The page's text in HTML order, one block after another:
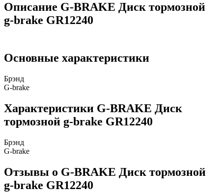
Описание G-BRAKE Диск тормозной
g-brake GR12240
Основные характеристики
Брэнд
G-brake
Характеристики G-BRAKE Диск
тормозной g-brake GR12240
Брэнд
G-brake
Отзывы о G-BRAKE Диск тормозной
g-brake GR12240